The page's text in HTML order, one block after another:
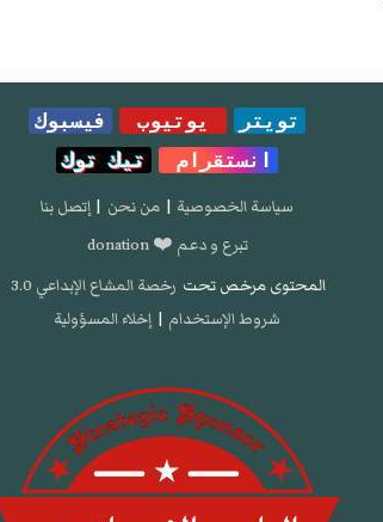
تويتر يوتيوب
فيسبوك
انستقرام
تيك توك
سياسة الخصوصية | من نحن | إتصل بنا
تبرع و دعم ❤️ donation
المحتوى مرخص تحت رخصة المشاع الإبداعي 3.0
شروط الإستخدام | إخلاء المسؤولية